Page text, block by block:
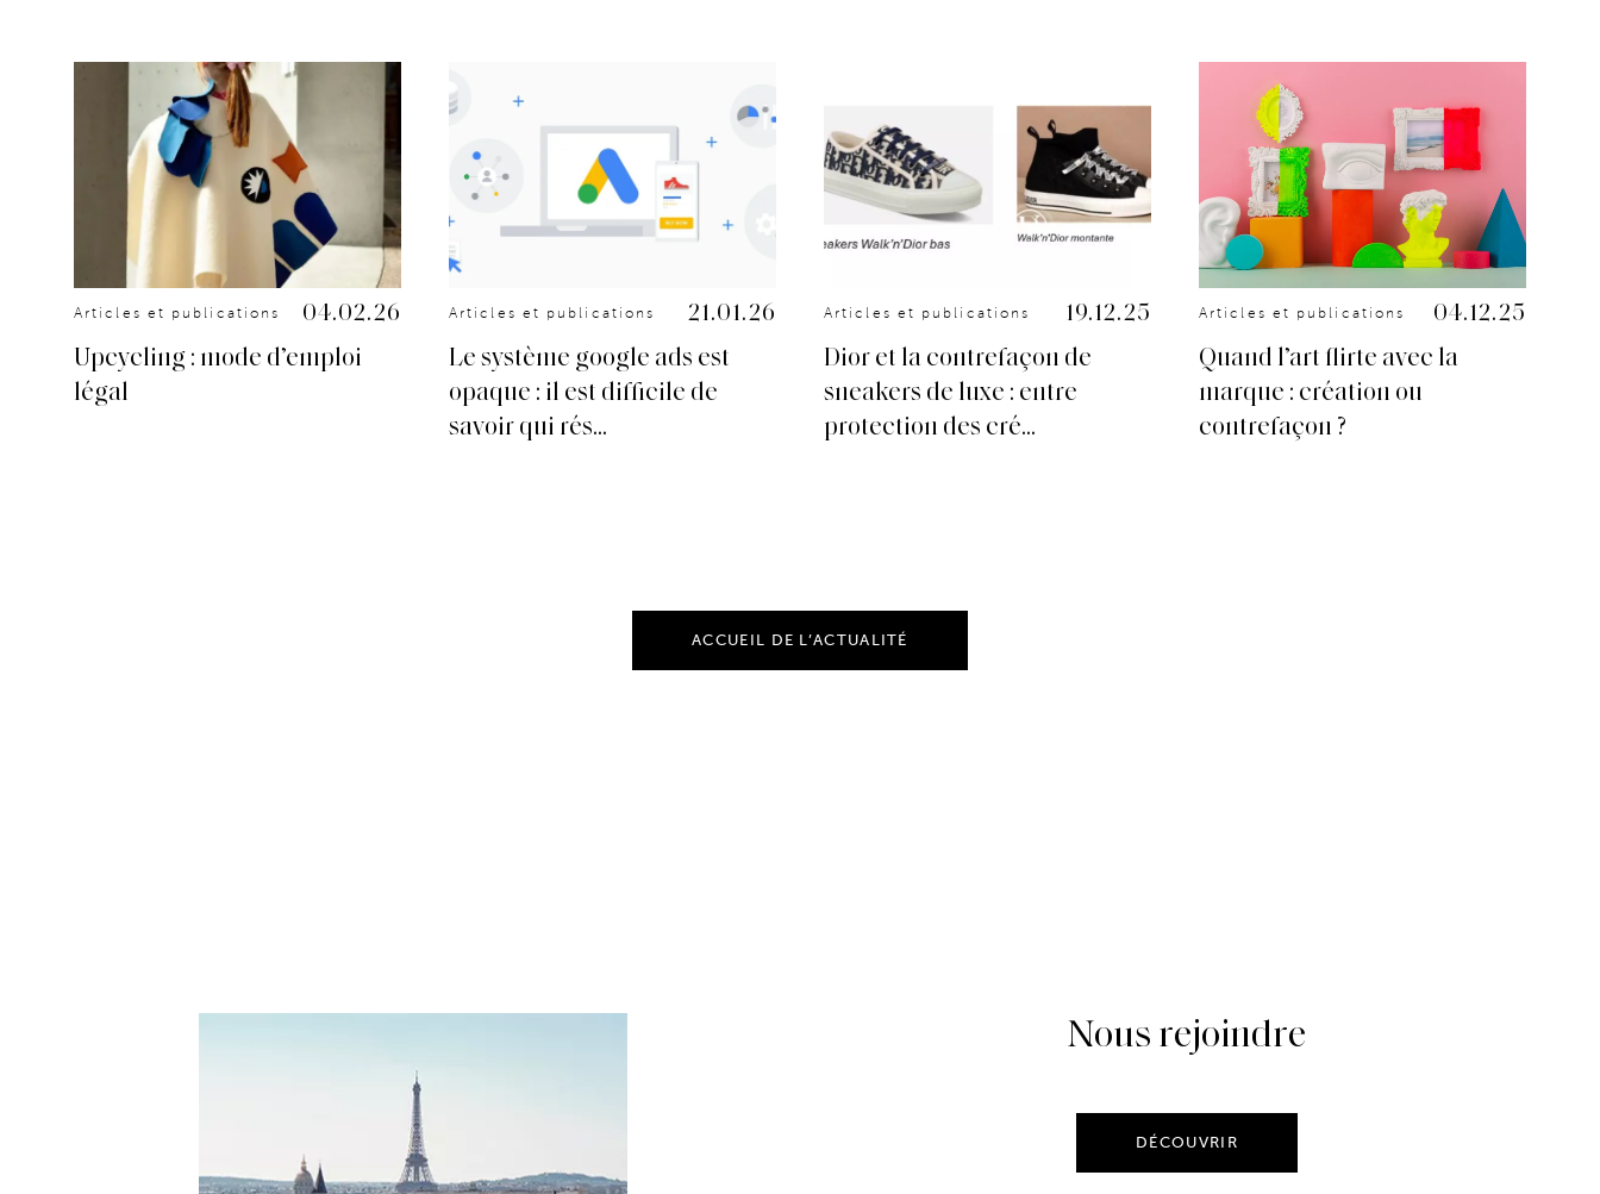
Articles et publications 04.02.26
Upcycling : mode d’emploi
légal
Articles et publications 21.01.26
Le système google ads est
opaque : il est difficile de
savoir qui rés...
Articles et publications 19.12.25
Dior et la contrefaçon de
sneakers de luxe : entre
protection des cré...
Articles et publications 04.12.25
Quand l’art flirte avec la
marque : création ou
contrefaçon ?
ACCUEIL DE L’ACTUALITÉ
Nous rejoindre
DÉCOUVRIR